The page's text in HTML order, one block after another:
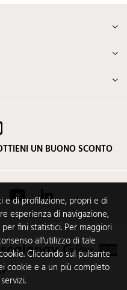
e di profilazione, propri e di
esperienza di navigazione,
fini statistici. Per maggiori
all'utilizzo di tale
Cliccando sul pulsante
cookie e a un più completo
UN BUONO SCONTO
YouTube